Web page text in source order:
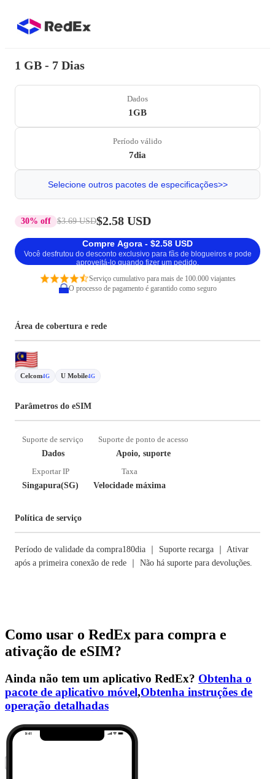
1 GB - 7 Dias
Dados
1GB
Período válido
7dia
Selecione outros pacotes de especificações>>
30% off $3.69 USD$2.58 USD
Compre Agora - $2.58 USD
Você desfrutou do desconto exclusivo para fãs de blogueiros e pode
aproveitá-lo quando fizer um pedido.
Serviço cumulativo para mais de 100.000 viajantes
O processo de pagamento é garantido como seguro
Área de cobertura e rede
Celcom4G U Mobile4G
Parâmetros do eSIM
Suporte de serviço
Dados
Suporte de ponto de acesso
Apoio, suporte
Exportar IP
Singapura(SG)
Taxa
Velocidade máxima
Política de serviço
Período de validade da compra180dia ｜ Suporte recarga ｜ Ativar
após a primeira conexão de rede ｜ Não há suporte para devoluções.
Como usar o RedEx para compra e
ativação de eSIM?
Ainda não tem um aplicativo RedEx? Obtenha o
pacote de aplicativo móvel,Obtenha instruções de
operação detalhadas